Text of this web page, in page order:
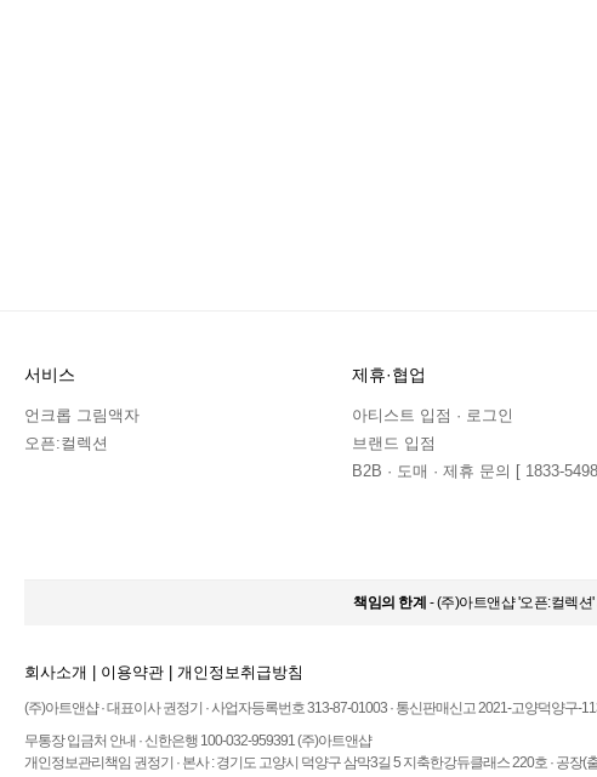
서비스
언크롭 그림액자
오픈:컬렉션
제휴·협업
아티스트 입점 · 로그인
브랜드 입점
B2B · 도매 · 제휴 문의 [ 1833-
책임의 한계 - (주)아트앤샵 '오픈:컬렉
회사소개 이용약관 개인정보취급방침
(주)아트앤샵 · 대표이사 권정기 · 사업자등록번호 313-87-01003 · 통신판매신고 2021-고양덕양구-
무통장 입금처 안내 · 신한은행 100-032-959391 (주)아트앤샵
개인정보관리책임 권정기 · 본사 : 경기도 고양시 덕양구 삼막3길 5 지축한강듀클래스 220호 · 공장(